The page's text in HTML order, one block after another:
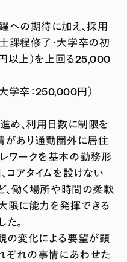
への期待に加え、採用
課程修了・大学卒の初
以上）を上回る25,000
学卒：250,000円）
め、利用日数に制限を
があり通勤圏外に居住
ワークを基本の勤務形
コアタイムを設けない
、働く場所や時間の柔軟
限に能力を発揮できる
。
の変化による要望が顕
ぞれの事情にあわせた